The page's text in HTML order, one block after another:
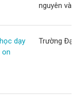
nguyên và
dạy
on
Trường Đại